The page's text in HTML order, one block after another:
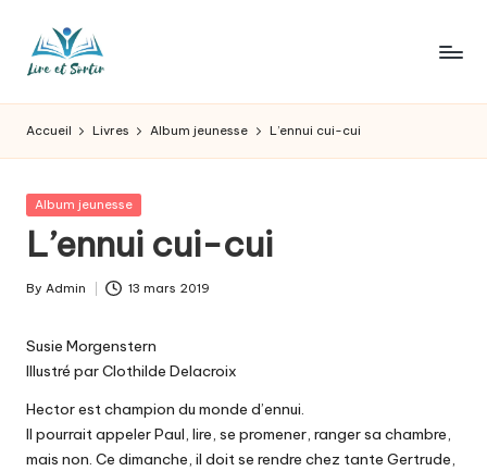
L
ir
e
e
t
s
r
t
ir
pour
les
goûts,
des
pour
les
jours.
Accueil Livres Album jeunesse L’ennui cui-cui
Posted
Album jeunesse
L’ennui cui-cui
Posted
By Admin 13 mars 2019
Susie Morgenstern
Illustré par Clothilde Delacroix
Hector est champion du monde d’ennui.
Il pourrait appeler Paul, lire, se promener, ranger sa chambre,
mais non. Ce dimanche, il doit se rendre chez tante Gertrude,